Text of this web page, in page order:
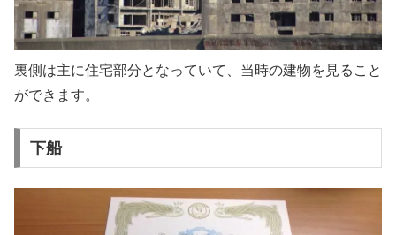
裏側は主に住宅部分となっていて、当時の建物を見ること
ができます。
下船